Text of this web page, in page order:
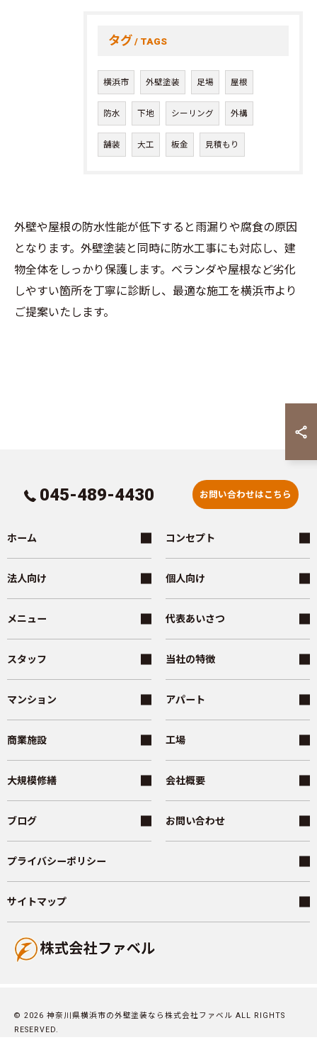
タグ TAGS
横浜市 外壁塗装 足場 屋根
防水 下地 シーリング 外構
舗装 大工 板金 見積もり
外壁や屋根の防水性能が低下すると雨漏りや腐食の原因
となります。外壁塗装と同時に防水工事にも対応し、建
物全体をしっかり保護します。ベランダや屋根など劣化
しやすい箇所を丁寧に診断し、最適な施工を横浜市より
ご提案いたします。
045-489-4430 お問い合わせはこちら
ホーム コンセプト
法人向け 個人向け
メニュー 代表あいさつ
スタッフ 当社の特徴
マンション アパート
商業施設 工場
大規模修繕 会社概要
ブログ お問い合わせ
プライバシーポリシー
サイトマップ
© 2026 神奈川県横浜市の外壁塗装なら株式会社ファベル ALL RIGHTS
RESERVED.